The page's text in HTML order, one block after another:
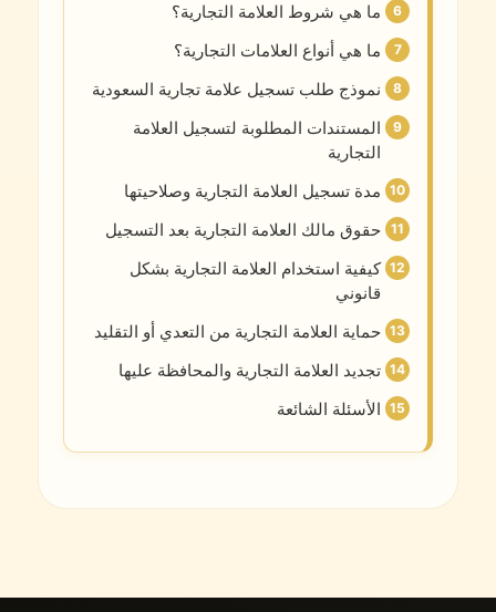
ما هي شروط العلامة التجارية؟
ما هي أنواع العلامات التجارية؟
نموذج طلب تسجيل علامة تجارية السعودية
المستندات المطلوبة لتسجيل العلامة
التجارية
مدة تسجيل العلامة التجارية وصلاحيتها
حقوق مالك العلامة التجارية بعد التسجيل
كيفية استخدام العلامة التجارية بشكل
قانوني
حماية العلامة التجارية من التعدي أو التقليد
تجديد العلامة التجارية والمحافظة عليها
الأسئلة الشائعة